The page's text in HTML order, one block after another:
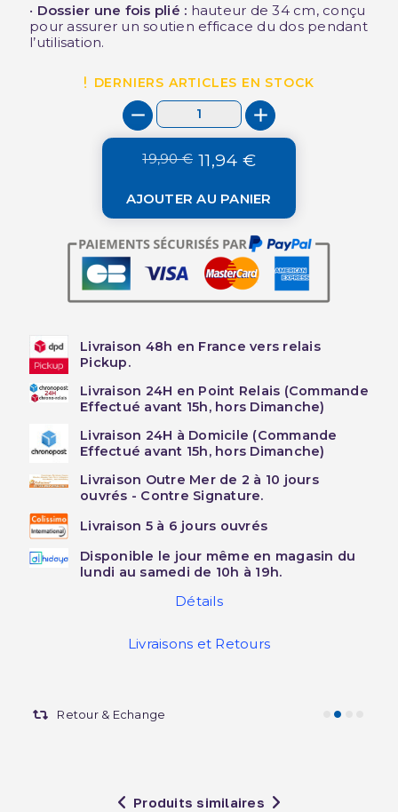
• Dossier une fois plié : hauteur de 34 cm, conçu
pour assurer un soutien efficace du dos pendant
l’utilisation.
DERNIERS ARTICLES EN STOCK
19,90 € 11,94 €
AJOUTER AU PANIER
Livraison 48h en France vers relais
Pickup.
Livraison 24H en Point Relais (Commande
Effectué avant 15h, hors Dimanche)
Livraison 24H à Domicile (Commande
Effectué avant 15h, hors Dimanche)
Livraison Outre Mer de 2 à 10 jours
ouvrés - Contre Signature.
Livraison 5 à 6 jours ouvrés
Disponible le jour même en magasin du
lundi au samedi de 10h à 19h.
Détails
Livraisons et Retours
Retour & Echange
Produits similaires